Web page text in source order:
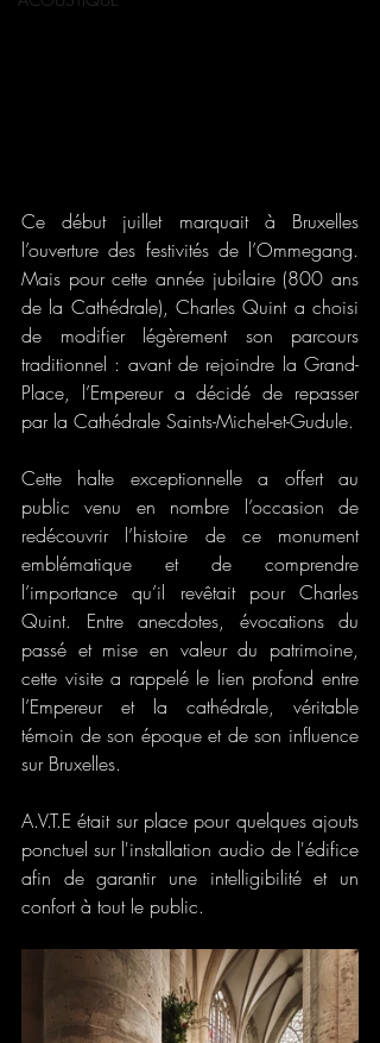
Ce début juillet marquait à Bruxelles
l’ouverture des festivités de l’Ommegang.
Mais pour cette année jubilaire (800 ans
de la Cathédrale), Charles Quint a choisi
de modifier légèrement son parcours
traditionnel : avant de rejoindre la Grand-
Place, l’Empereur a décidé de repasser
par la Cathédrale Saints-Michel-et-Gudule.
Cette halte exceptionnelle a offert au
public venu en nombre l’occasion de
redécouvrir l’histoire de ce monument
emblématique et de comprendre
l’importance qu’il revêtait pour Charles
Quint. Entre anecdotes, évocations du
passé et mise en valeur du patrimoine,
cette visite a rappelé le lien profond entre
l’Empereur et la cathédrale, véritable
témoin de son époque et de son influence
sur Bruxelles.
A.V.T.E était sur place pour quelques ajouts
ponctuel sur l'installation audio de l'édifice
afin de garantir une intelligibilité et un
confort à tout le public.